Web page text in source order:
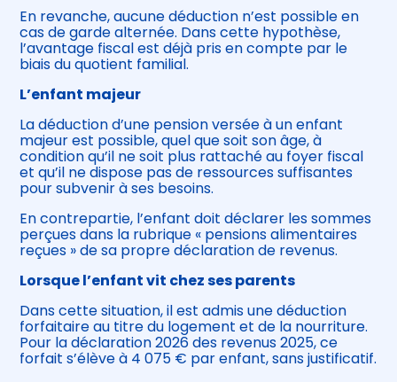
En revanche, aucune déduction n’est possible en
cas de garde alternée. Dans cette hypothèse,
l’avantage fiscal est déjà pris en compte par le
biais du quotient familial.
L’enfant majeur
La déduction d’une pension versée à un enfant
majeur est possible, quel que soit son âge, à
condition qu’il ne soit plus rattaché au foyer fiscal
et qu’il ne dispose pas de ressources suffisantes
pour subvenir à ses besoins.
En contrepartie, l’enfant doit déclarer les sommes
perçues dans la rubrique « pensions alimentaires
reçues » de sa propre déclaration de revenus.
Lorsque l’enfant vit chez ses parents
Dans cette situation, il est admis une déduction
forfaitaire au titre du logement et de la nourriture.
Pour la déclaration 2026 des revenus 2025, ce
forfait s’élève à 4 075 € par enfant, sans justificatif.